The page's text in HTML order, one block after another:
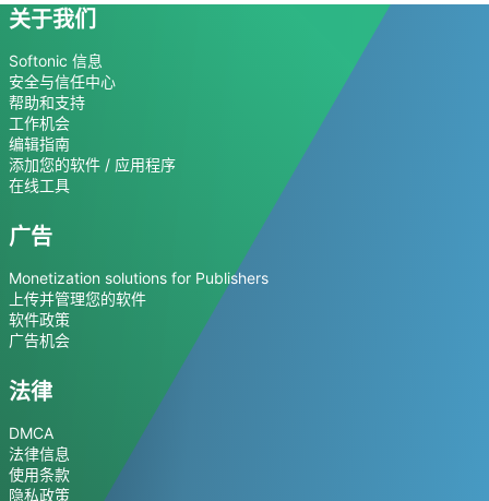
关于我们
Softonic 信息
安全与信任中心
帮助和支持
工作机会
编辑指南
添加您的软件 / 应用程序
在线工具
广告
Monetization solutions for Publishers
上传并管理您的软件
软件政策
广告机会
法律
DMCA
法律信息
使用条款
隐私政策